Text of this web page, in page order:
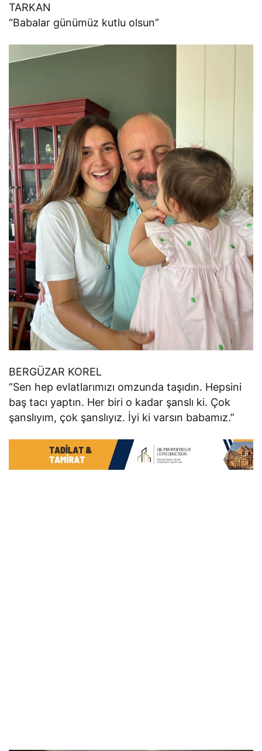
TARKAN
“Babalar günümüz kutlu olsun”
BERGÜZAR KOREL
“Sen hep evlatlarımızı omzunda taşıdın. Hepsini
baş tacı yaptın. Her biri o kadar şanslı ki. Çok
şanslıyım, çok şanslıyız. İyi ki varsın babamız.”